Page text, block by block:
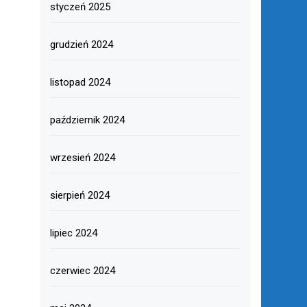
styczeń 2025
grudzień 2024
listopad 2024
październik 2024
wrzesień 2024
sierpień 2024
lipiec 2024
czerwiec 2024